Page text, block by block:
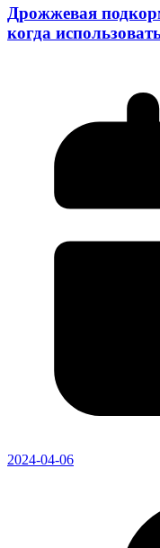
Дрожжевая
когда
2024-04-06